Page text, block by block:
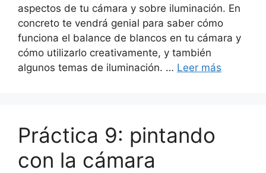
aspectos de tu cámara y sobre iluminación. En
concreto te vendrá genial para saber cómo
funciona el balance de blancos en tu cámara y
cómo utilizarlo creativamente, y también
algunos temas de iluminación. … Leer más
Práctica 9: pintando
con la cámara